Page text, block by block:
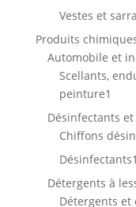
Vestes et
Produits
Automobile et
Scellants,
peinture1
Désinfectants
Chiffons
Désinfectants
Détergents à
Détergents